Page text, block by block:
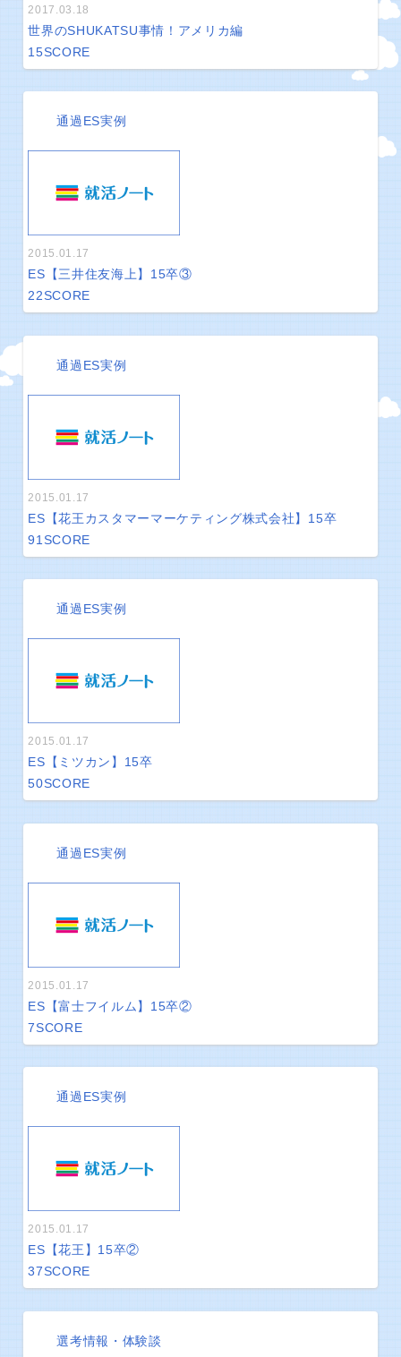
2017.03.18
世界のSHUKATSU事情！アメリカ編
15SCORE
通過ES実例
2015.01.17
ES【三井住友海上】15卒③
22SCORE
通過ES実例
2015.01.17
ES【花王カスタマーマーケティング株式会社】15卒
91 SCORE
通過ES実例
2015.01.17
ES【ミツカン】15卒
50SCORE
通過ES実例
2015.01.17
ES【富士フイルム】15卒②
7SCORE
通過ES実例
2015.01.17
ES【花王】15卒②
37SCORE
選考情報・体験談